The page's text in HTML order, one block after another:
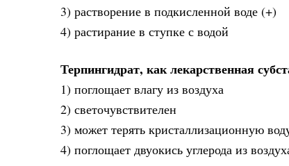
3) растворение в подкисленной воде (+)
4) растирание в ступке с водой
Терпингидрат, как лекарственная
1) поглощает влагу из воздуха
2) светочувствителен
3) может терять кристаллизационную
4) поглощает двуокись углерода из